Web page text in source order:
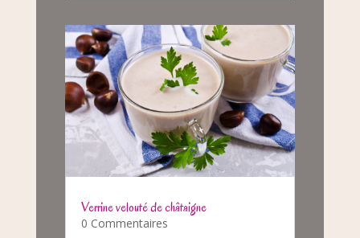
Verrine velouté de châtaigne
0 Commentaires